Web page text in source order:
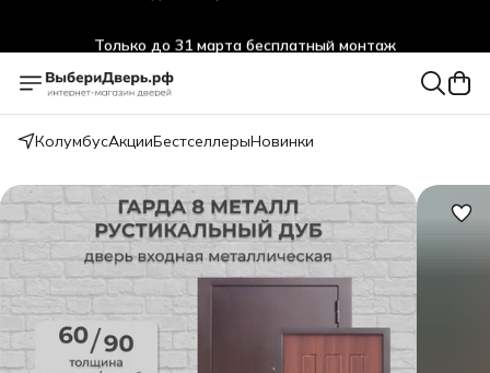
КолумбусАкцииБестселлерыНовинки